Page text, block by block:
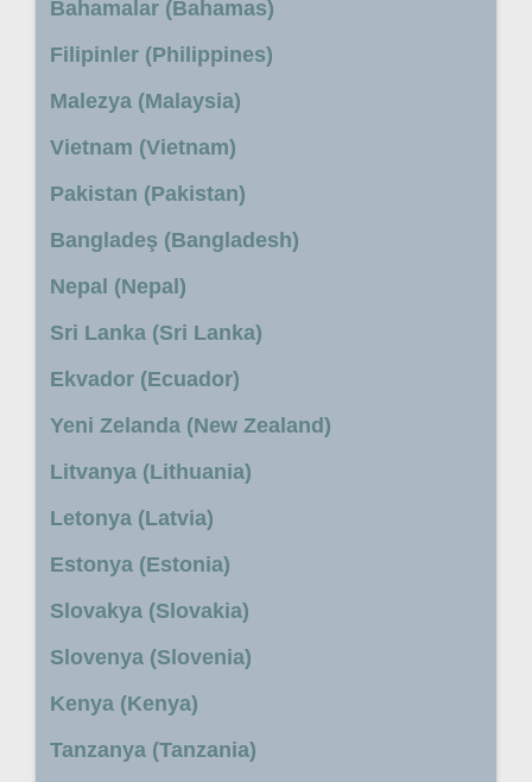
Bahamalar (Bahamas)
Filipinler (Philippines)
Malezya (Malaysia)
Vietnam (Vietnam)
Pakistan (Pakistan)
Bangladeş (Bangladesh)
Nepal (Nepal)
Sri Lanka (Sri Lanka)
Ekvador (Ecuador)
Yeni Zelanda (New Zealand)
Litvanya (Lithuania)
Letonya (Latvia)
Estonya (Estonia)
Slovakya (Slovakia)
Slovenya (Slovenia)
Kenya (Kenya)
Tanzanya (Tanzania)